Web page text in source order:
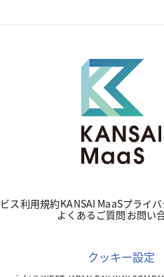
ス利用規約KANSAI MaaSプライ
よくあるご質問 お問い
クッキー設定